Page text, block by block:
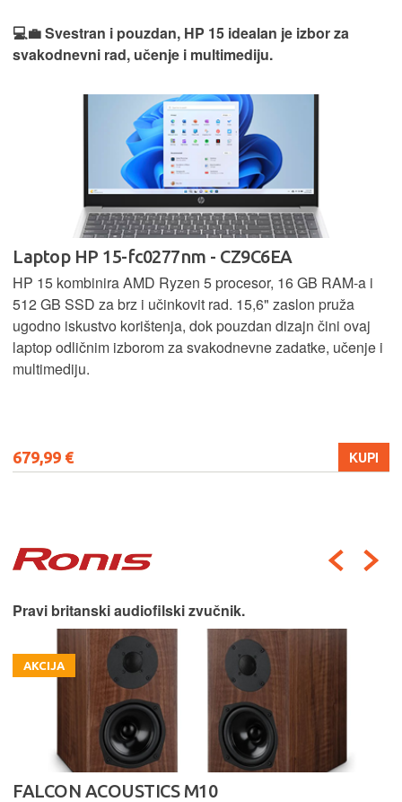
💻💼 Svestran i pouzdan, HP 15 idealan je izbor za
svakodnevni rad, učenje i multimediju.
Laptop HP 15-fc0277nm - CZ9C6EA
HP 15 kombinira AMD Ryzen 5 procesor, 16 GB RAM-a i
512 GB SSD za brz i učinkovit rad. 15,6" zaslon pruža
ugodno iskustvo korištenja, dok pouzdan dizajn čini ovaj
laptop odličnim izborom za svakodnevne zadatke, učenje i
multimediju.
679,99 € KUPI
Pravi britanski audiofilski zvučnik.
AKCIJA
FALCON ACOUSTICS M10